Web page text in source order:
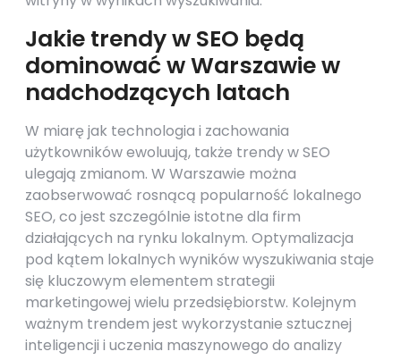
Jakie trendy w SEO będą
dominować w Warszawie w
nadchodzących latach
W miarę jak technologia i zachowania
użytkowników ewoluują, także trendy w SEO
ulegają zmianom. W Warszawie można
zaobserwować rosnącą popularność lokalnego
SEO, co jest szczególnie istotne dla firm
działających na rynku lokalnym. Optymalizacja
pod kątem lokalnych wyników wyszukiwania staje
się kluczowym elementem strategii
marketingowej wielu przedsiębiorstw. Kolejnym
ważnym trendem jest wykorzystanie sztucznej
inteligencji i uczenia maszynowego do analizy